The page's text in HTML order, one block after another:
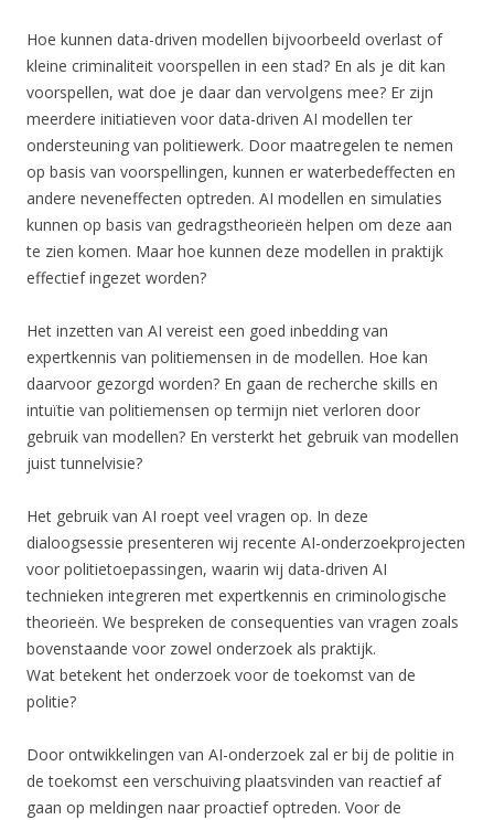
Hoe kunnen data-driven modellen bijvoorbeeld overlast of
kleine criminaliteit voorspellen in een stad? En als je dit kan
voorspellen, wat doe je daar dan vervolgens mee? Er zijn
meerdere initiatieven voor data-driven AI modellen ter
ondersteuning van politiewerk. Door maatregelen te nemen
op basis van voorspellingen, kunnen er waterbedeffecten en
andere neveneffecten optreden. AI modellen en simulaties
kunnen op basis van gedragstheorieën helpen om deze aan
te zien komen. Maar hoe kunnen deze modellen in praktijk
effectief ingezet worden?
Het inzetten van AI vereist een goed inbedding van
expertkennis van politiemensen in de modellen. Hoe kan
daarvoor gezorgd worden? En gaan de recherche skills en
intuïtie van politiemensen op termijn niet verloren door
gebruik van modellen? En versterkt het gebruik van modellen
juist tunnelvisie?
Het gebruik van AI roept veel vragen op. In deze
dialoogsessie presenteren wij recente AI-onderzoekprojecten
voor politietoepassingen, waarin wij data-driven AI
technieken integreren met expertkennis en criminologische
theorieën. We bespreken de consequenties van vragen zoals
bovenstaande voor zowel onderzoek als praktijk.
Wat betekent het onderzoek voor de toekomst van de
politie?
Door ontwikkelingen van AI-onderzoek zal er bij de politie in
de toekomst een verschuiving plaatsvinden van reactief af
gaan op meldingen naar proactief optreden. Voor de